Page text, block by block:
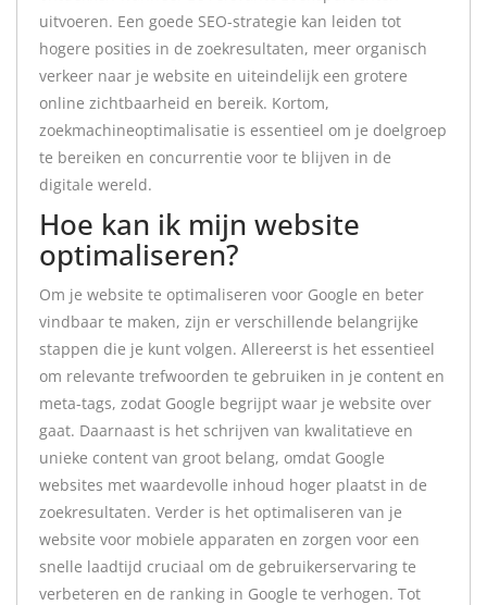
uitvoeren. Een goede SEO-strategie kan leiden tot
hogere posities in de zoekresultaten, meer organisch
verkeer naar je website en uiteindelijk een grotere
online zichtbaarheid en bereik. Kortom,
zoekmachineoptimalisatie is essentieel om je doelgroep
te bereiken en concurrentie voor te blijven in de
digitale wereld.
Hoe kan ik mijn website
optimaliseren?
Om je website te optimaliseren voor Google en beter
vindbaar te maken, zijn er verschillende belangrijke
stappen die je kunt volgen. Allereerst is het essentieel
om relevante trefwoorden te gebruiken in je content en
meta-tags, zodat Google begrijpt waar je website over
gaat. Daarnaast is het schrijven van kwalitatieve en
unieke content van groot belang, omdat Google
websites met waardevolle inhoud hoger plaatst in de
zoekresultaten. Verder is het optimaliseren van je
website voor mobiele apparaten en zorgen voor een
snelle laadtijd cruciaal om de gebruikerservaring te
verbeteren en de ranking in Google te verhogen. Tot